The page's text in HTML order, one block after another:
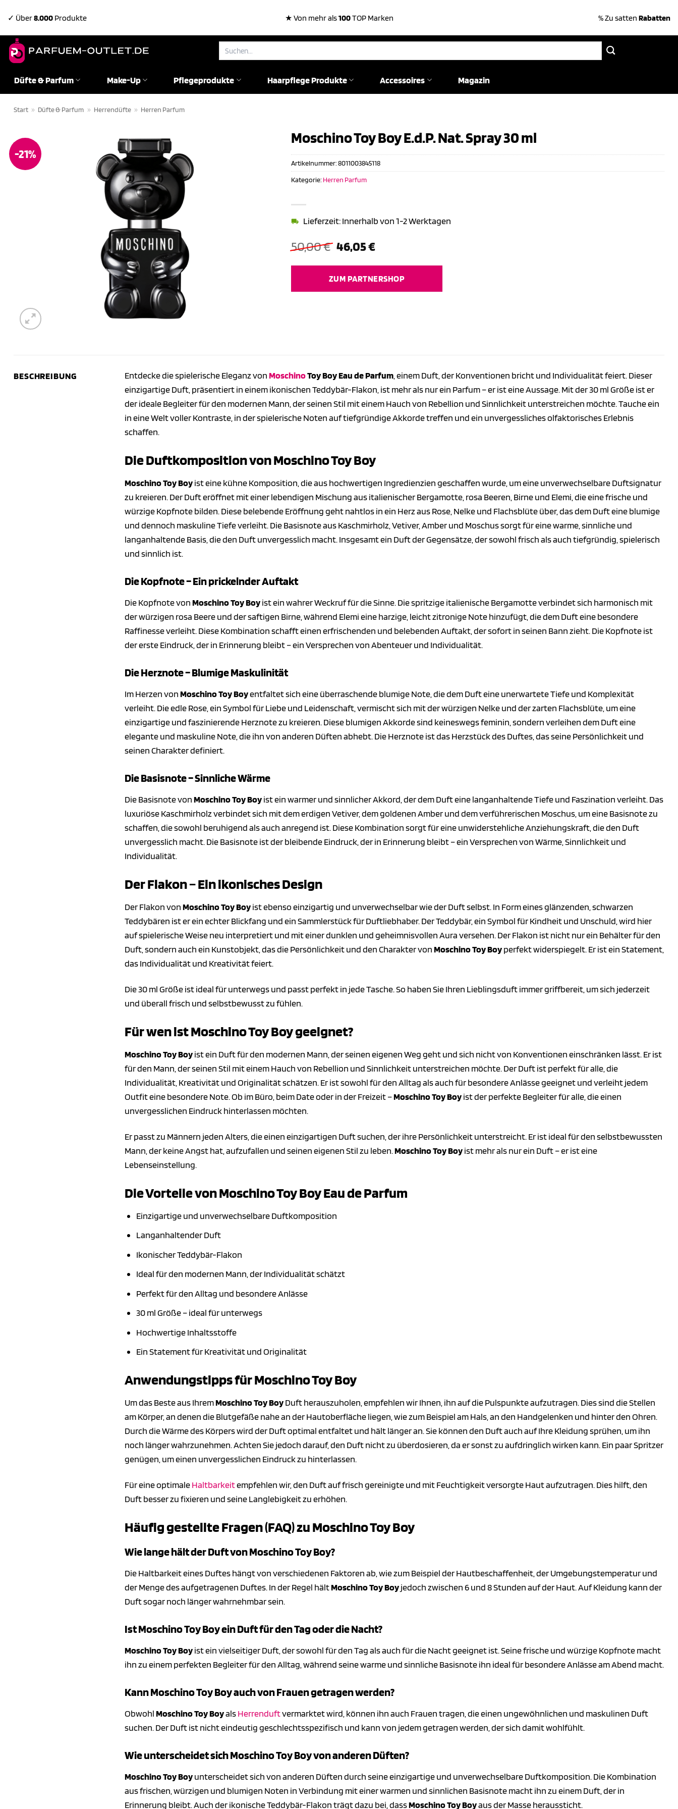
Inhalt
springen
✓ Über8.000 Produkte ★ Von mehr als100TOP Marken % Zu satten Rabatten
Suchen
Düfte & Parfum Make-Up Pflegeprodukte Haarpflege Produkte Accessoires Magazin
Start » Düfte & Parfum » Herrendüfte » Herren Parfum
-21%
Moschino Toy Boy E.d.P. Nat. Spray 30 ml
50,00€ Ursprünglicher
50,00 €
46,05€Aktueller
46,05 €.
Lieferzeit: Innerhalb von 1-2 Werktagen
ZUM PARTNERSHOP
Artikelnummer:8011003845118
Kategorie: Herren Parfum
BESCHREIBUNG Entdecke die spielerische Eleganz vonMoschinoToy Boy Eau de Parfum, einem Duft, der Konventionen bricht und Individualität feiert. Dieser
einzigartige Duft, präsentiert in einem ikonischen Teddybär-Flakon, ist mehr als nur ein Parfum – er ist eine Aussage. Mit der 30 ml Größe ist er
der ideale Begleiter für den modernen Mann, der seinen Stil mit einem Hauch von Rebellion und Sinnlichkeit unterstreichen möchte. Tauche ein
in eine Welt voller Kontraste, in der spielerische Noten auf tiefgründige Akkorde treffen und ein unvergessliches olfaktorisches Erlebnis
schaffen.
Die Duftkomposition von Moschino Toy Boy
Moschino Toy Boyist eine kühne Komposition, die aus hochwertigen Ingredienzien geschaffen wurde, um eine unverwechselbare Duftsignatur
zu kreieren. Der Duft eröffnet mit einer lebendigen Mischung aus italienischer Bergamotte, rosa Beeren, Birne und Elemi, die eine frische und
würzige Kopfnote bilden. Diese belebende Eröffnung geht nahtlos in ein Herz aus Rose, Nelke und Flachsblüte über, das dem Duft eine blumige
und dennoch maskuline Tiefe verleiht. Die Basisnote aus Kaschmirholz, Vetiver, Amber und Moschus sorgt für eine warme, sinnliche und
langanhaltende Basis, die den Duft unvergesslich macht. Insgesamt ein Duft der Gegensätze, der sowohl frisch als auch tiefgründig, spielerisch
und sinnlich ist.
Die Kopfnote – Ein prickelnder Auftakt
Die Kopfnote vonMoschino Toy Boyist ein wahrer Weckruf für die Sinne. Die spritzige italienische Bergamotte verbindet sich harmonisch mit
der würzigen rosa Beere und der saftigen Birne, während Elemi eine harzige, leicht zitronige Note hinzufügt, die dem Duft eine besondere
Raffinesse verleiht. Diese Kombination schafft einen erfrischenden und belebenden Auftakt, der sofort in seinen Bann zieht. Die Kopfnote ist
der erste Eindruck, der in Erinnerung bleibt – ein Versprechen von Abenteuer und Individualität.
Die Herznote – Blumige Maskulinität
Im Herzen vonMoschino Toy Boyentfaltet sich eine überraschende blumige Note, die dem Duft eine unerwartete Tiefe und Komplexität
verleiht. Die edle Rose, ein Symbol für Liebe und Leidenschaft, vermischt sich mit der würzigen Nelke und der zarten Flachsblüte, um eine
einzigartige und faszinierende Herznote zu kreieren. Diese blumigen Akkorde sind keineswegs feminin, sondern verleihen dem Duft eine
elegante und maskuline Note, die ihn von anderen Düften abhebt. Die Herznote ist das Herzstück des Duftes, das seine Persönlichkeit und
seinen Charakter definiert.
Die Basisnote – Sinnliche Wärme
Die Basisnote vonMoschino Toy Boyist ein warmer und sinnlicher Akkord, der dem Duft eine langanhaltende Tiefe und Faszination verleiht. Das
luxuriöse Kaschmirholz verbindet sich mit dem erdigen Vetiver, dem goldenen Amber und dem verführerischen Moschus, um eine Basisnote zu
schaffen, die sowohl beruhigend als auch anregend ist. Diese Kombination sorgt für eine unwiderstehliche Anziehungskraft, die den Duft
unvergesslich macht. Die Basisnote ist der bleibende Eindruck, der in Erinnerung bleibt – ein Versprechen von Wärme, Sinnlichkeit und
Individualität.
Der Flakon – Ein ikonisches Design
Der Flakon vonMoschino Toy Boyist ebenso einzigartig und unverwechselbar wie der Duft selbst. In Form eines glänzenden, schwarzen
Teddybären ist er ein echter Blickfang und ein Sammlerstück für Duftliebhaber. Der Teddybär, ein Symbol für Kindheit und Unschuld, wird hier
auf spielerische Weise neu interpretiert und mit einer dunklen und geheimnisvollen Aura versehen. Der Flakon ist nicht nur ein Behälter für den
Duft, sondern auch ein Kunstobjekt, das die Persönlichkeit und den Charakter vonMoschino Toy Boyperfekt widerspiegelt. Er ist ein Statement,
das Individualität und Kreativität feiert.
Die 30 ml Größe ist ideal für unterwegs und passt perfekt in jede Tasche. So haben Sie Ihren Lieblingsduft immer griffbereit, um sich jederzeit
und überall frisch und selbstbewusst zu fühlen.
Für wen ist Moschino Toy Boy geeignet?
Moschino Toy Boyist ein Duft für den modernen Mann, der seinen eigenen Weg geht und sich nicht von Konventionen einschränken lässt. Er ist
für den Mann, der seinen Stil mit einem Hauch von Rebellion und Sinnlichkeit unterstreichen möchte. Der Duft ist perfekt für alle, die
Individualität, Kreativität und Originalität schätzen. Er ist sowohl für den Alltag als auch für besondere Anlässe geeignet und verleiht jedem
Outfit eine besondere Note. Ob im Büro, beim Date oder in der Freizeit –Moschino Toy Boyist der perfekte Begleiter für alle, die einen
unvergesslichen Eindruck hinterlassen möchten.
Er passt zu Männern jeden Alters, die einen einzigartigen Duft suchen, der ihre Persönlichkeit unterstreicht. Er ist ideal für den selbstbewussten
Mann, der keine Angst hat, aufzufallen und seinen eigenen Stil zu leben.Moschino Toy Boyist mehr als nur ein Duft – er ist eine
Lebenseinstellung.
Die Vorteile von Moschino Toy Boy Eau de Parfum
Einzigartige und unverwechselbare Duftkomposition
Langanhaltender Duft
Ikonischer Teddybär-Flakon
Ideal für den modernen Mann, der Individualität schätzt
Perfekt für den Alltag und besondere Anlässe
30 ml Größe – ideal für unterwegs
Hochwertige Inhaltsstoffe
Ein Statement für Kreativität und Originalität
Anwendungstipps für Moschino Toy Boy
Um das Beste aus IhremMoschino Toy BoyDuft herauszuholen, empfehlen wir Ihnen, ihn auf die Pulspunkte aufzutragen. Dies sind die Stellen
am Körper, an denen die Blutgefäße nahe an der Hautoberfläche liegen, wie zum Beispiel am Hals, an den Handgelenken und hinter den Ohren.
Durch die Wärme des Körpers wird der Duft optimal entfaltet und hält länger an. Sie können den Duft auch auf Ihre Kleidung sprühen, um ihn
noch länger wahrzunehmen. Achten Sie jedoch darauf, den Duft nicht zu überdosieren, da er sonst zu aufdringlich wirken kann. Ein paar Spritzer
genügen, um einen unvergesslichen Eindruck zu hinterlassen.
Für eine optimaleHaltbarkeitempfehlen wir, den Duft auf frisch gereinigte und mit Feuchtigkeit versorgte Haut aufzutragen. Dies hilft, den
Duft besser zu fixieren und seine Langlebigkeit zu erhöhen.
Häufig gestellte Fragen (FAQ) zu Moschino Toy Boy
Wie lange hält der Duft von Moschino Toy Boy?
Die Haltbarkeit eines Duftes hängt von verschiedenen Faktoren ab, wie zum Beispiel der Hautbeschaffenheit, der Umgebungstemperatur und
der Menge des aufgetragenen Duftes. In der Regel hältMoschino Toy Boyjedoch zwischen 6 und 8 Stunden auf der Haut. Auf Kleidung kann der
Duft sogar noch länger wahrnehmbar sein.
Ist Moschino Toy Boy ein Duft für den Tag oder die Nacht?
Moschino Toy Boyist ein vielseitiger Duft, der sowohl für den Tag als auch für die Nacht geeignet ist. Seine frische und würzige Kopfnote macht
ihn zu einem perfekten Begleiter für den Alltag, während seine warme und sinnliche Basisnote ihn ideal für besondere Anlässe am Abend macht.
Kann Moschino Toy Boy auch von Frauen getragen werden?
ObwohlMoschino Toy BoyalsHerrenduftvermarktet wird, können ihn auch Frauen tragen, die einen ungewöhnlichen und maskulinen Duft
suchen. Der Duft ist nicht eindeutig geschlechtsspezifisch und kann von jedem getragen werden, der sich damit wohlfühlt.
Wie unterscheidet sich Moschino Toy Boy von anderen Düften?
Moschino Toy Boyunterscheidet sich von anderen Düften durch seine einzigartige und unverwechselbare Duftkomposition. Die Kombination
aus frischen, würzigen und blumigen Noten in Verbindung mit einer warmen und sinnlichen Basisnote macht ihn zu einem Duft, der in
Erinnerung bleibt. Auch der ikonische Teddybär-Flakon trägt dazu bei, dassMoschino Toy Boyaus der Masse heraussticht.